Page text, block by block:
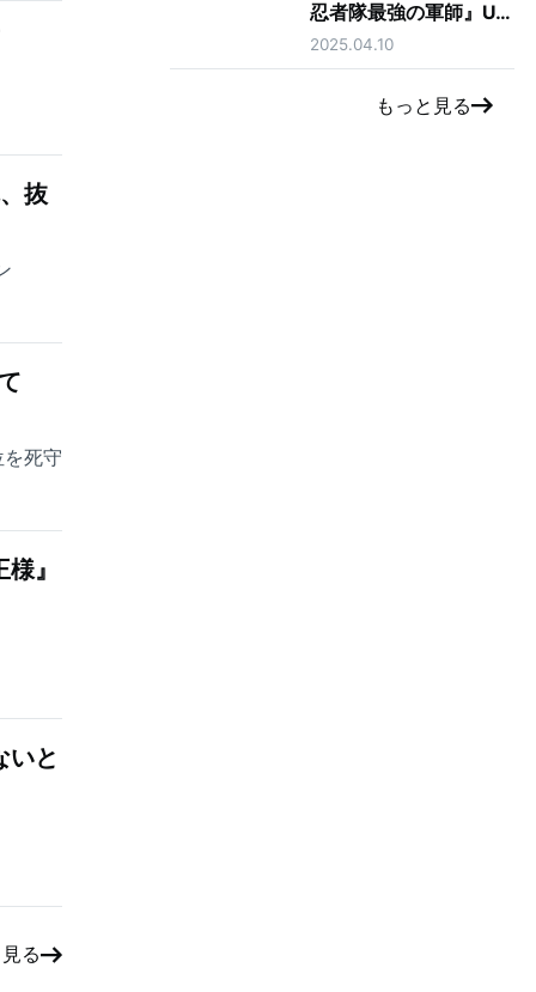
抜
死守
』
いと
る
忍者隊最強の軍師』U-
NEXTで独占先行レン
タル配信開始！
2025.04.10
もっと見る